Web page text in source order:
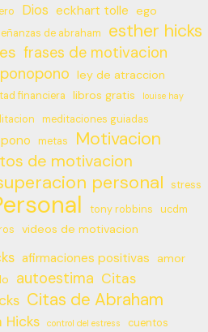
Dios eckhart tolle ego
de abraham esther hicks
frases de motivacion
ley de atraccion
financiera libros gratis louise hay
meditaciones guiadas
metas Motivacion
de motivacion
personal stress
tony robbins
ucdm
videos de motivacion
afirmaciones positivas
amor
autoestima Citas
Citas de Abraham
Hicks control del estress cuentos